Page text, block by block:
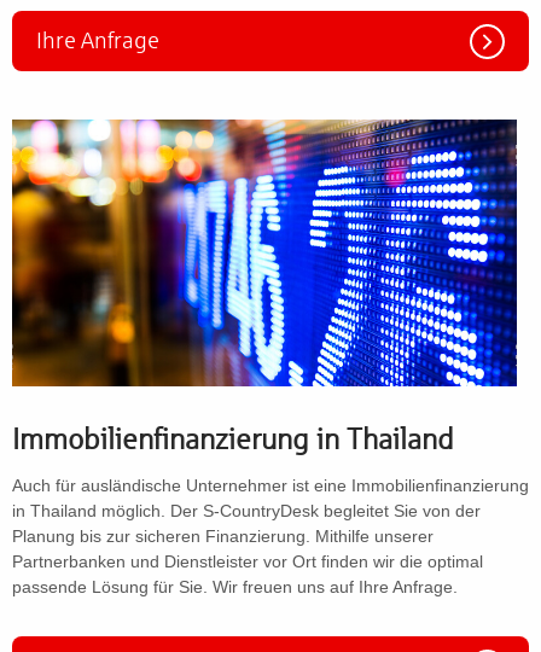
Ihre Anfrage
Immobilienfinanzierung in Thailand
Auch für ausländische Unternehmer ist eine Immobilienfinanzierung
in Thailand möglich. Der S-CountryDesk begleitet Sie von der
Planung bis zur sicheren Finanzierung. Mithilfe unserer
Partnerbanken und Dienstleister vor Ort finden wir die optimal
passende Lösung für Sie. Wir freuen uns auf Ihre Anfrage.